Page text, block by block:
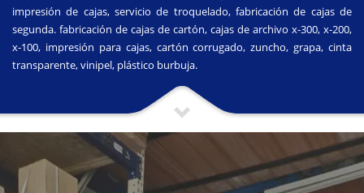
impresión de cajas, servicio de troquelado, fabricación de cajas de
segunda. fabricación de cajas de cartón, cajas de archivo x-300, x-200,
x-100, impresión para cajas, cartón corrugado, zuncho, grapa, cinta
transparente, vinipel, plástico burbuja.